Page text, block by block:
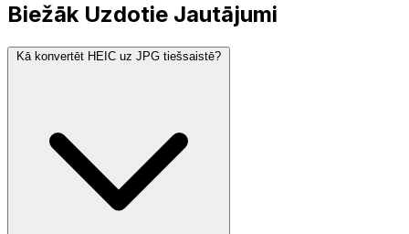
Biežāk Uzdotie Jautājumi
Kā konvertēt HEIC uz JPG tiešsaistē?